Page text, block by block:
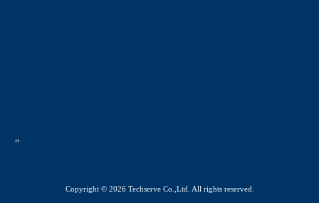
"
Copyright © 2026 Techserve Co.,Ltd. All rights reserved.